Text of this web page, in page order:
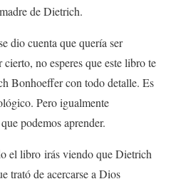
de Dietrich.
dio cuenta que quería ser
no esperes que este libro te
Bonhoeffer con todo detalle. Es
Pero igualmente
podemos aprender.
el libro irás viendo que Dietrich
trató de acercarse a Dios